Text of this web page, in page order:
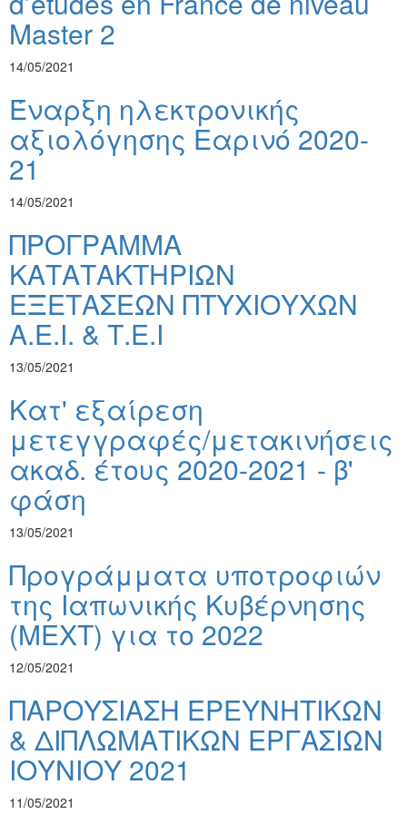
Master 2
14/05/2021
Έναρξη ηλεκτρονικής
αξιολόγησης Εαρινό 2020-
21
14/05/2021
ΠΡΟΓΡΑΜΜΑ
ΚΑΤΑΤΑΚΤΗΡΙΩΝ
ΕΞΕΤΑΣΕΩΝ ΠΤΥΧΙΟΥΧΩΝ
Α.Ε.Ι. & Τ.Ε.Ι
13/05/2021
Κατ' εξαίρεση
μετεγγραφές/μετακινήσεις
ακαδ. έτους 2020-2021 - β'
φάση
13/05/2021
Προγράμματα υποτροφιών
της Ιαπωνικής Κυβέρνησης
(ΜΕΧΤ) για το 2022
12/05/2021
ΠΑΡΟΥΣΙΑΣΗ ΕΡΕΥΝΗΤΙΚΩΝ
& ΔΙΠΛΩΜΑΤΙΚΩΝ ΕΡΓΑΣΙΩΝ
ΙΟΥΝΙΟΥ 2021
11/05/2021